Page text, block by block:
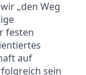
„den Weg
festen
auf
sein